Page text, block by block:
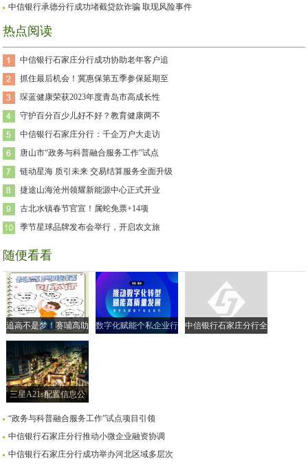
中信银行承德分行成功堵截贷款诈骗 取现风险事件
热点阅读
中信银行石家庄分行成功协助老年客户追
抓住最后机会！冀惠保第五季参保延期至
琛蓝健康荣获2023年度青岛市高成长性
守护百分百少儿好不好？教育健康两不
中信银行石家庄分行：千企万户大走访
唐山市“政务与科普融合服务工作”试点
链动星海 质引未来 交易结算服务全面升级
捷途山海沧州领耀新能源中心正式开业
古北水镇春节官宣！属蛇免票+14项
季节星球品牌发布会举行，开启农文旅
随便看看
追高不是梦！赛哺高助
力实现孩子的“黄金身
高”
数字化赋能个私企业行
中信银行石家庄分行全
三星A21s配置信息公
“政务与科普融合服务工作”试点项目引领
中信银行石家庄分行推动小微企业融资协调
中信银行石家庄分行成功举办河北区域多层次